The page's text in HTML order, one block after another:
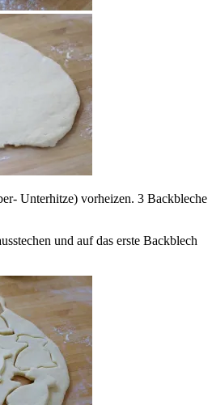
Unterhitze) vorheizen. 3 Backbleche
und auf das erste Backblech